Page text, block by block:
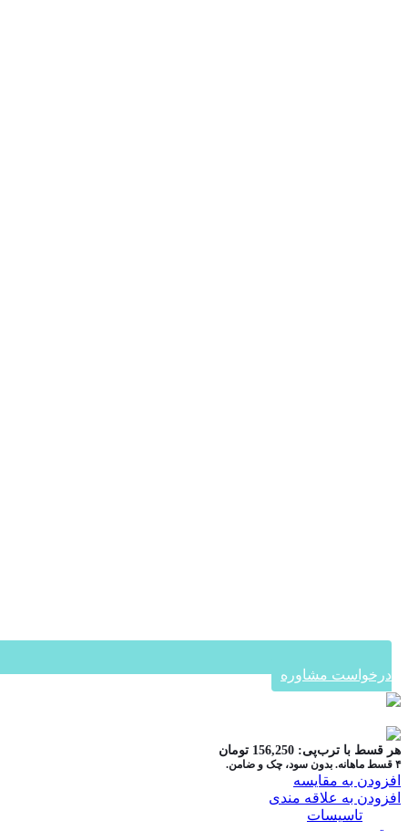
درخواست مشاوره
هر قسط با ترب‌پی: 156,250 تومان
۴ قسط ماهانه. بدون سود، چک و ضامن.
افزودن به مقایسه
افزودن به علاقه مندی
تاسیسات